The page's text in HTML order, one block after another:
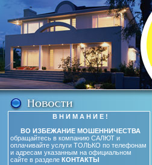
В Н И М А Н И Е !
ВО ИЗБЕЖАНИЕ МОШЕННИЧЕСТВА
обращайтесь в компанию САЛЮТ и
оплачивайте услуги ТОЛЬКО по телефонам
и адресам указанным на официальном
сайте в разделе КОНТАКТЫ